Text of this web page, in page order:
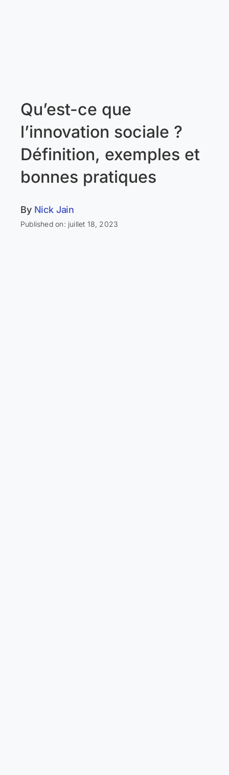
Qu’est-ce que
l’innovation sociale ?
Définition, exemples et
bonnes pratiques
By Nick Jain
Published on: juillet 18, 2023